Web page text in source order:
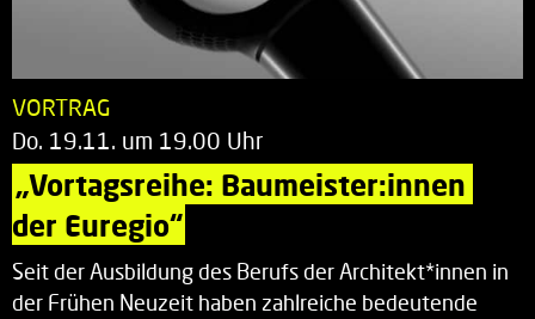
VORTRAG
Do. 19.11. um 19.00 Uhr
„Vortagsreihe: Baumeister:innen
der Euregio“
Seit der Ausbildung des Berufs der Architekt*innen in
der Frühen Neuzeit haben zahlreiche bedeutende